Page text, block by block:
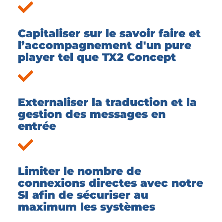
Capitaliser sur le savoir faire et
l’accompagnement d'un pure
player tel que TX2 Concept
Externaliser la traduction et la
gestion des messages en
entrée
Limiter le nombre de
connexions directes avec notre
SI afin de sécuriser au
maximum les systèmes